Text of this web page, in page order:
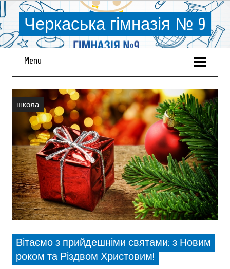
Черкаська гімназія № 9
Menu
школа
Вітаємо з прийдешніми святами: з Новим
роком та Різдвом Христовим!